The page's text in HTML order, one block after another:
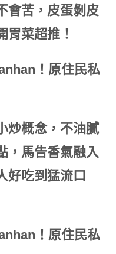
會苦，皮蛋剝皮
胃菜超推！
炒概念，不油膩
，馬告香氣融入
好吃到猛流口